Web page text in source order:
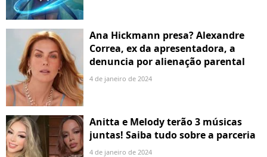
Ana Hickmann presa? Alexandre
Correa, ex da apresentadora, a
denuncia por alienação parental
4 de janeiro de 2024
Anitta e Melody terão 3 músicas
juntas! Saiba tudo sobre a parceria
4 de janeiro de 2024